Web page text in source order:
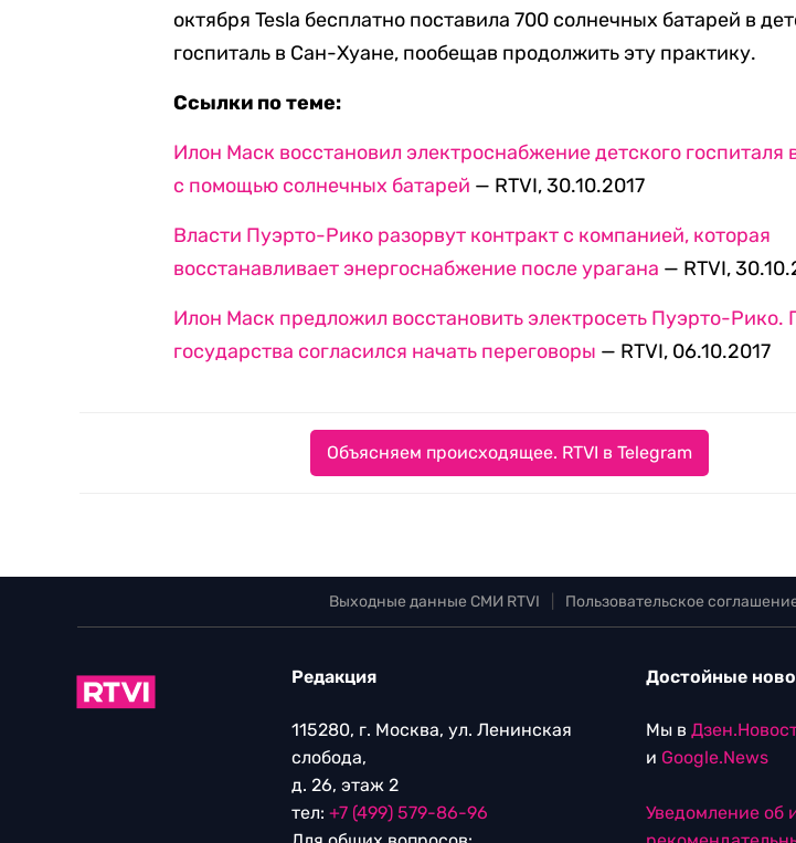
октября Tesla бесплатно поставила 700 солнечных батарей в
госпиталь в Сан-Хуане, пообещав продолжить эту практику.
Ссылки по теме:
Илон Маск восстановил электроснабжение детского госпиталя
с помощью солнечных батарей — RTVI, 30.10.2017
Власти Пуэрто-Рико разорвут контракт с компанией, которая
восстанавливает энергоснабжение после урагана — RTVI,
Илон Маск предложил восстановить электросеть Пуэрто-Рико.
государства согласился начать переговоры — RTVI, 06.10.2017
Объясняем происходящее. RTVI в Telegram
Выходные данные СМИ RTVI Пользовательское
Редакция
115280, г. Москва, ул. Ленинская
слобода,
д. 26, этаж 2
тел: +7 (499) 579-86-96
Достойные
Мы в
и Google.News
Уведомление об